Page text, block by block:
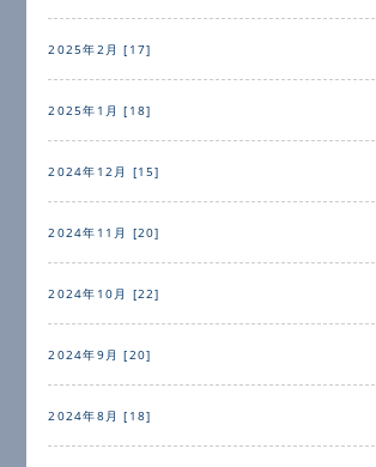
2025年2月 [17]
2025年1月 [18]
2024年12月 [15]
2024年11月 [20]
2024年10月 [22]
2024年9月 [20]
2024年8月 [18]